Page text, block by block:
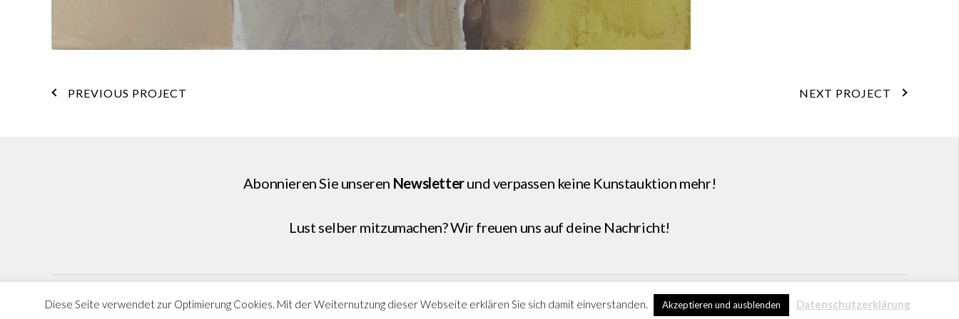
PREVIOUS PROJECT NEXT PROJECT
Abonnieren Sie unseren Newsletterund verpassen keine Kunstauktion mehr!
Lust selber mitzumachen? Wir freuen uns auf deine Nachricht!
© 2026 by Round Table 5
Diese Seite verwendet zur Optimierung Cookies. Mit der Weiternutzung dieser Webseite erklären Sie sich damit einverstanden. Akzeptieren und ausblenden Datenschutzerklärung